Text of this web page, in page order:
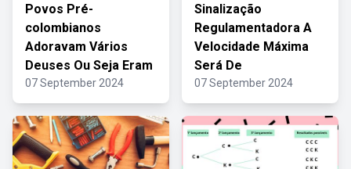
Povos Pré-
colombianos
Adoravam Vários
Deuses Ou Seja Eram
07 September 2024
Sinalização
Regulamentadora A
Velocidade Máxima
Será De
07 September 2024